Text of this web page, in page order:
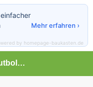
Yetenekli Türk Futbolcular
Mehr erfahren ›
by homepage-baukasten.de